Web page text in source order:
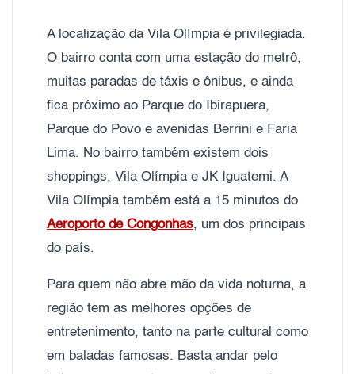
A localização da Vila Olímpia é privilegiada.
O bairro conta com uma estação do metrô,
muitas paradas de táxis e ônibus, e ainda
fica próximo ao Parque do Ibirapuera,
Parque do Povo e avenidas Berrini e Faria
Lima. No bairro também existem dois
shoppings, Vila Olímpia e JK Iguatemi. A
Vila Olímpia também está a 15 minutos do
Aeroporto de Congonhas, um dos principais
do país.
Para quem não abre mão da vida noturna, a
região tem as melhores opções de
entretenimento, tanto na parte cultural como
em baladas famosas. Basta andar pelo